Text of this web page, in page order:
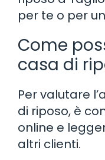
per te o per
Come
casa di
Per valutare
di riposo, è
online e
altri clienti.